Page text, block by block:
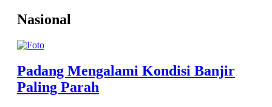
Nasional
Padang Mengalami Kondisi Banjir
Paling Parah